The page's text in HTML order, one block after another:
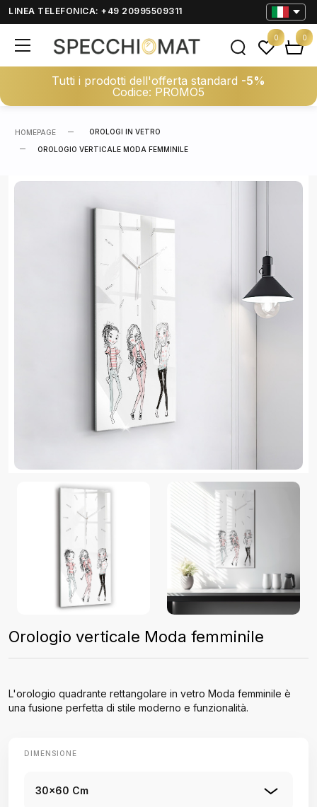
LINEA TELEFONICA: +49 20995509311
Tutti i prodotti dell'offerta standard -5%
Codice: PROMO5
0 0
HOMEPAGE OROLOGI IN VETRO
OROLOGIO VERTICALE MODA FEMMINILE
Orologio verticale Moda femminile
L'orologio quadrante rettangolare in vetro Moda femminile è
una fusione perfetta di stile moderno e funzionalità.
DIMENSIONE
30x60 Cm